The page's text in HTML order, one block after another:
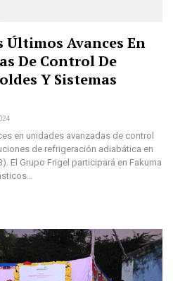
Últimos Avances En
De Control De
Y Sistemas
en unidades avanzadas de control
de refrigeración adiabática en
El Grupo Frigel participará en Fakuma